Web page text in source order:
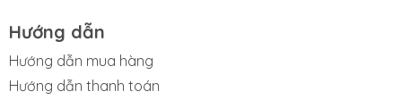
Hướng dẫn
Hướng dẫn mua hàng
Hướng dẫn thanh toán